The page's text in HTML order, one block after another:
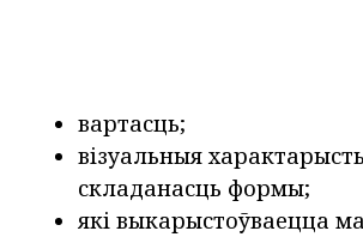
вартасць;
візуальныя
складанасць формы;
які выкарыстоўваецца